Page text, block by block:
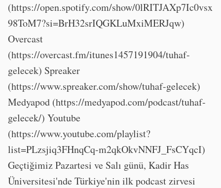
(https://open.spotify.com/show/0lRITJAXp7Ic0vsx
98ToM7?si=BrH32srIQGKLuMxiMERJqw)
Overcast
(https://overcast.fm/itunes1457191904/tuhaf-
gelecek) Spreaker
(https://www.spreaker.com/show/tuhaf-gelecek)
Medyapod (https://medyapod.com/podcast/tuhaf-
gelecek/) Youtube
(https://www.youtube.com/playlist?
list=PLzsjiq3FHnqCq-m2qkOkvNNFJ_FsCYqcI)
Geçtiğimiz Pazartesi ve Salı günü, Kadir Has
Üniversitesi'nde Türkiye'nin ilk podcast zirvesi